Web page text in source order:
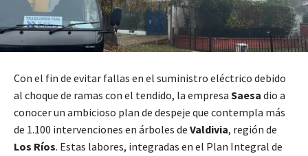
Con el fin de evitar fallas en el suministro eléctrico debido
al choque de ramas con el tendido, la empresa Saesa dio a
conocer un ambicioso plan de despeje que contempla más
de 1.100 intervenciones en árboles de Valdivia, región de
Los Ríos. Estas labores, integradas en el Plan Integral de